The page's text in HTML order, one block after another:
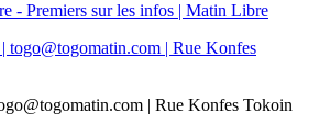
- Premiers sur les infos | Matin Libre
| Rue Konfes Tokoin